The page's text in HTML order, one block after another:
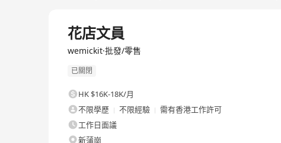
花店文員
wemickit·批發/零售
已關閉
HK $16K-18K/月
不限學歷
不限經驗
需有香港工作許可
工作日面議
新蒲崗